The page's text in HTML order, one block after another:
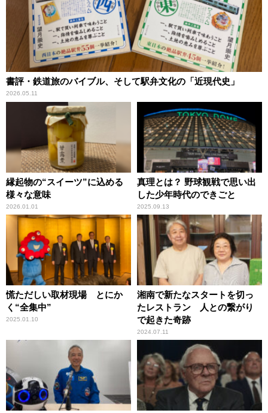
書評・鉄道旅のバイブル、そして駅弁文化の「近現代史」
2026.05.11
縁起物の“スイーツ”に込める
様々な意味
2026.01.01
真理とは？ 野球観戦で思い出
した少年時代のできごと
2025.09.13
慌ただしい取材現場 とにか
く“全集中”
2025.01.10
湘南で新たなスタートを切っ
たレストラン 人との繋がり
で起きた奇跡
2024.07.11